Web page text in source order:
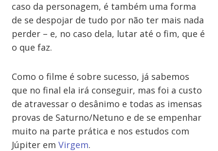
caso da personagem, é também uma forma
de se despojar de tudo por não ter mais nada
perder – e, no caso dela, lutar até o fim, que é
o que faz.
Como o filme é sobre sucesso, já sabemos
que no final ela irá conseguir, mas foi a custo
de atravessar o desânimo e todas as imensas
provas de Saturno/Netuno e de se empenhar
muito na parte prática e nos estudos com
Júpiter em Virgem.